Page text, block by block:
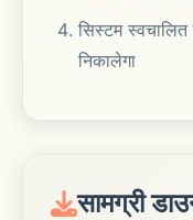
सिस्टम
निकालेगा
सामग्री